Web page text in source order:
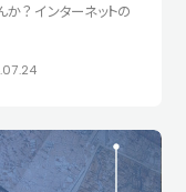
？ インターネットの